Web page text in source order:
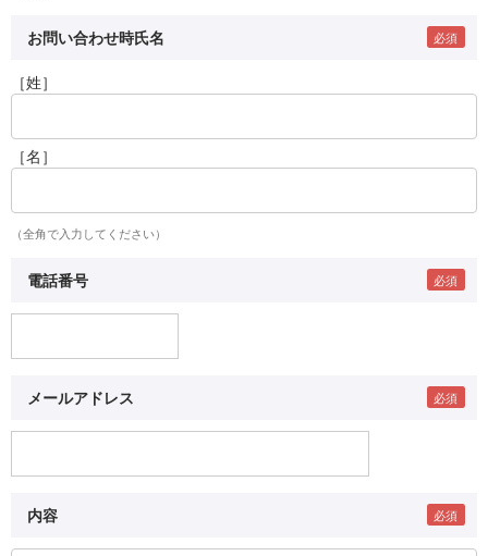
お問い合わせ時氏名
［姓］
［名］
（全角で入力してください）
電話番号
メールアドレス
内容